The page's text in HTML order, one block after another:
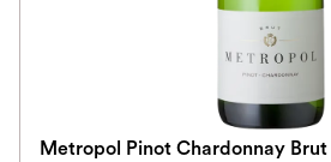
Metropol Pinot Chardonnay Brut